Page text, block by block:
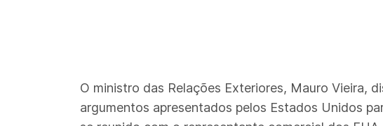
O ministro das Relações Exteriores, Mauro Vieira,
argumentos apresentados pelos Estados Unidos